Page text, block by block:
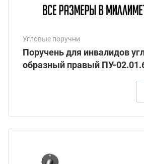
Угловые поручни
Поручень для инвалидов
образный правый ПУ-